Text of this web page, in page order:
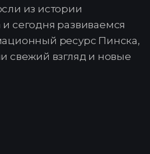
из истории
сегодня развиваемся
ресурс Пинска,
свежий взгляд и новые